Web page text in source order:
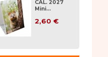
CAL. 2027
Mini...
2,60 €